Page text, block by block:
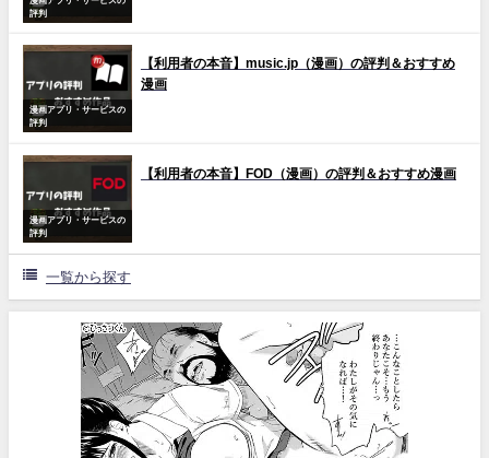
評判
漫画アプリ・サービスの
評判
【利用者の本音】music.jp（漫画）の評判＆おすすめ
漫画
漫画アプリ・サービスの
評判
【利用者の本音】FOD（漫画）の評判＆おすすめ漫画
一覧から探す